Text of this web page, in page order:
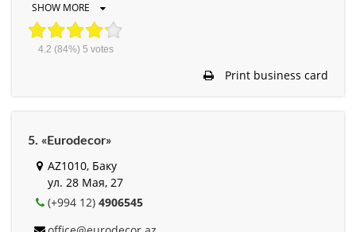
SHOW MORE
4.2 (84%) 5 votes
Print business card
5. «Eurodecor»
AZ1010, Баку
ул. 28 Мая, 27
(+994 12) 4906545